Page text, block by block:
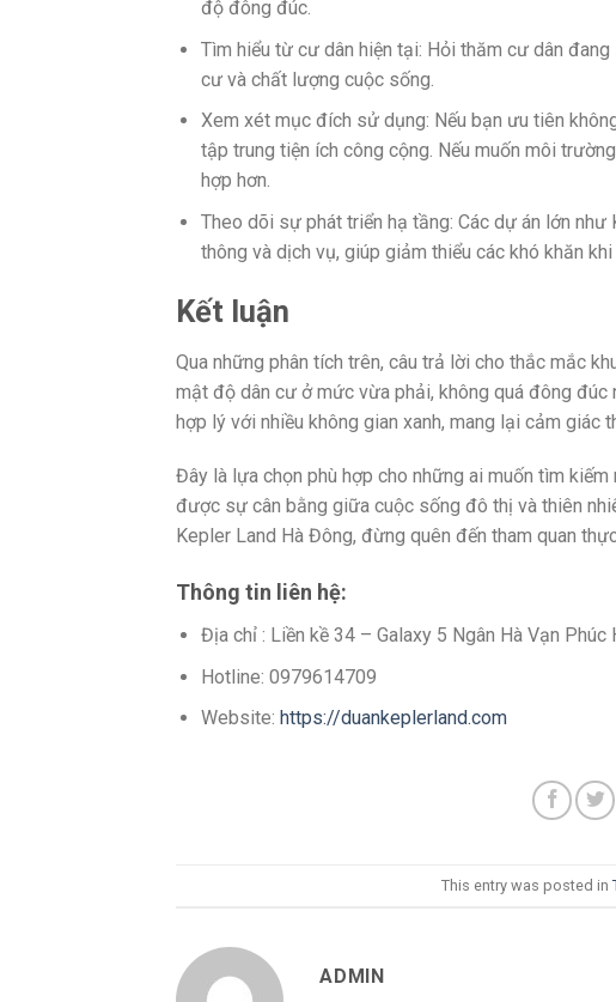
độ đông đúc.
Tìm hiểu từ cư dân hiện tại: Hỏi thăm cư dân
cư và chất lượng cuộc sống.
Xem xét mục đích sử dụng: Nếu bạn ưu tiên
tập trung tiện ích công cộng. Nếu muốn môi
hợp hơn.
Theo dõi sự phát triển hạ tầng: Các dự án lớn
thông và dịch vụ, giúp giảm thiểu các khó khăn
Kết luận
Qua những phân tích trên, câu trả lời cho thắc mắc
mật độ dân cư ở mức vừa phải, không quá đông
hợp lý với nhiều không gian xanh, mang lại cảm giác
Đây là lựa chọn phù hợp cho những ai muốn tìm
được sự cân bằng giữa cuộc sống đô thị và thiên
Kepler Land Hà Đông, đừng quên đến tham quan
Thông tin liên hệ:
Địa chỉ : Liền kề 34 – Galaxy 5 Ngân Hà Vạn Phúc
Hotline: 0979614709
Website: https://duankeplerland.com
This entry was posted in
ADMIN